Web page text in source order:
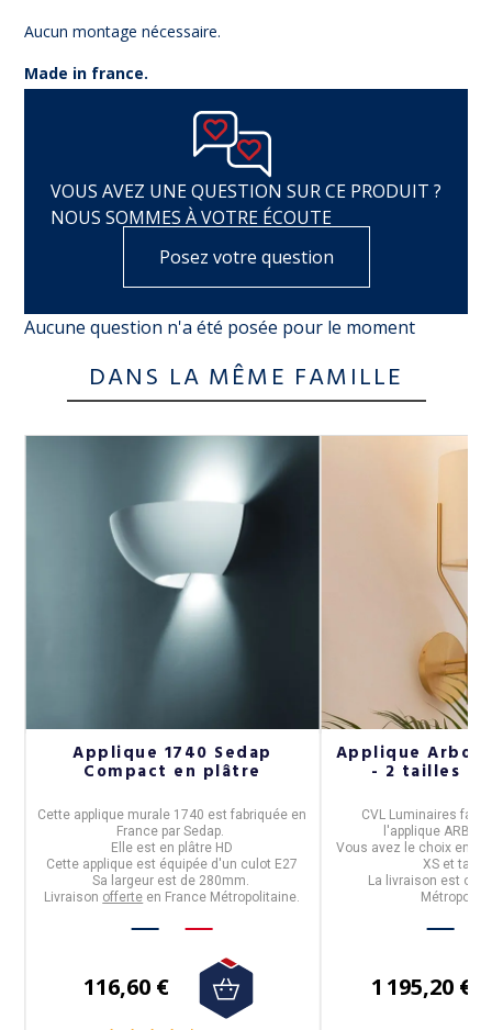
Aucun montage nécessaire.
Made in france.
VOUS AVEZ UNE QUESTION SUR CE PRODUIT ?
NOUS SOMMES À VOTRE ÉCOUTE
Posez votre question
Aucune question n'a été posée pour le moment
DANS LA MÊME FAMILLE
Applique 1740 Sedap
Compact en plâtre
Cette applique murale 1740 est fabriquée en
France parSedap
Elle est en plâtre HD
Cette applique est équipée d'un culot E27
Sa largeur est de 280mm.
Livraison offerte en France Métropolitaine.
116,60 €
Applique
- 2 tailles 8
CVL Luminaires
l'applique
Vous avez le choix entre
XS et taille
La livraison est
1 195,20 €